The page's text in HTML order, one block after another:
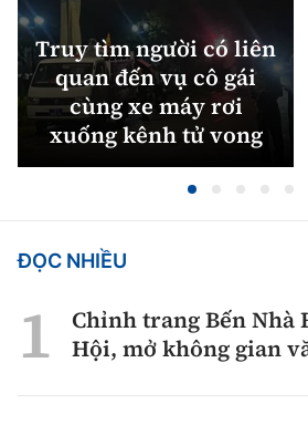
Truy tìm người có liên
quan đến vụ cô gái
cùng xe máy rơi
xuống kênh tử vong
ĐỌC NHIỀU
Chỉnh trang Bến Nhà
Hội, mở không gian